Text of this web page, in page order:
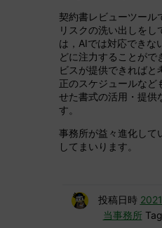
契約書レビューツール
リスクの洗い出しをし
は，AIでは対応できな
どに注力することがで
ビスが提供できればと
正のスケジュールなど
せた書式の活用・提供
す。
事務所が益々進化して
してまいります。
投稿日時
当事務所